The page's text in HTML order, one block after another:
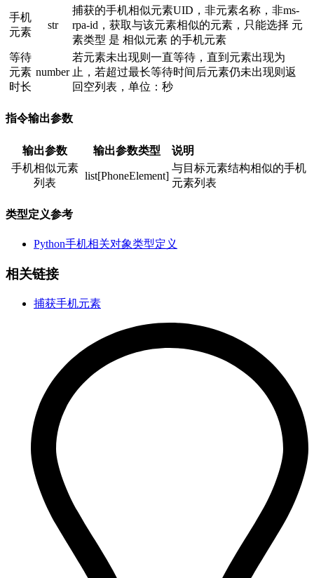
手机
元素
str
捕获的手机相似元素UID，非元素名称，非ms-
rpa-id，获取与该元素相似的元素，只能选择 元
素类型 是 相似元素 的手机元素
等待
元素
时长
number
若元素未出现则一直等待，直到元素出现为
止，若超过最长等待时间后元素仍未出现则返
回空列表，单位：秒
指令输出参数
输出参数 输出参数类型
说明
手机相似元素
列表
list[PhoneElement]
与目标元素结构相似的手机
元素列表
类型定义参考
Python手机相关对象类型定义
相关链接
捕获手机元素